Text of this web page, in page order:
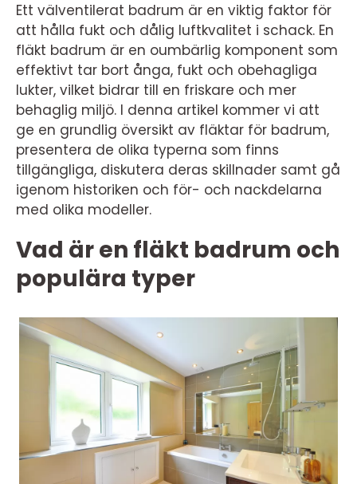
Ett välventilerat badrum är en viktig faktor för
att hålla fukt och dålig luftkvalitet i schack. En
fläkt badrum är en oumbärlig komponent som
effektivt tar bort ånga, fukt och obehagliga
lukter, vilket bidrar till en friskare och mer
behaglig miljö. I denna artikel kommer vi att
ge en grundlig översikt av fläktar för badrum,
presentera de olika typerna som finns
tillgängliga, diskutera deras skillnader samt gå
igenom historiken och för- och nackdelarna
med olika modeller.
Vad är en fläkt badrum och
populära typer